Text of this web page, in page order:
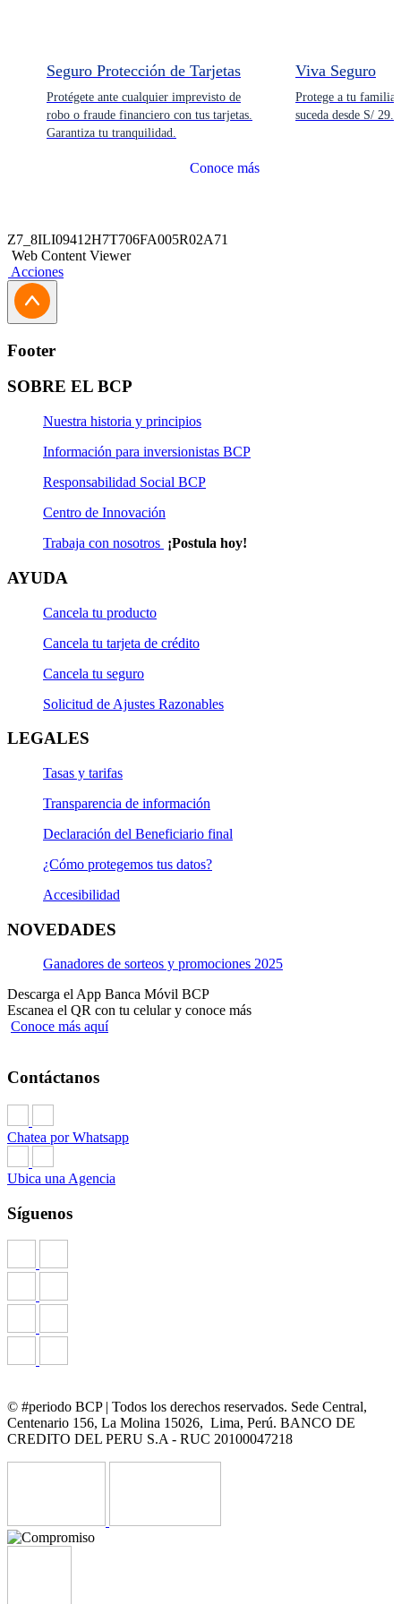
Seguro Protección de Tarjetas
Protégete ante cualquier imprevisto de
robo o fraude financiero con tus tarjetas.
Garantiza tu tranquilidad.
Conoce más
Viva Seguro
Protege a tu familia
suceda desde S/
Z7_8ILI09412H7T706FA005R02A71
Web Content Viewer
Acciones
Footer
SOBRE EL BCP
Nuestra historia y principios
Información para inversionistas BCP
Responsabilidad Social BCP
Centro de Innovación
Trabaja con nosotros ¡Postula hoy!
AYUDA
Cancela tu producto
Cancela tu tarjeta de crédito
Cancela tu seguro
Solicitud de Ajustes Razonables
LEGALES
Tasas y tarifas
Transparencia de información
Declaración del Beneficiario final
¿Cómo protegemos tus datos?
Accesibilidad
NOVEDADES
Ganadores de sorteos y promociones 2025
Descarga el App Banca Móvil BCP
Escanea el QR con tu celular y conoce más
Conoce más aquí
Contáctanos
Chatea por Whatsapp
Ubica una Agencia
Síguenos
© #periodo BCP | Todos los derechos reservados. Sede Central,
Centenario 156, La Molina 15026, Lima, Perú. BANCO DE
CREDITO DEL PERU S.A - RUC 20100047218